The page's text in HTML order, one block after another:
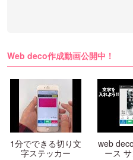
Web deco作成動画公開中！
1分でできる切り文
字ステッカー
web
ース